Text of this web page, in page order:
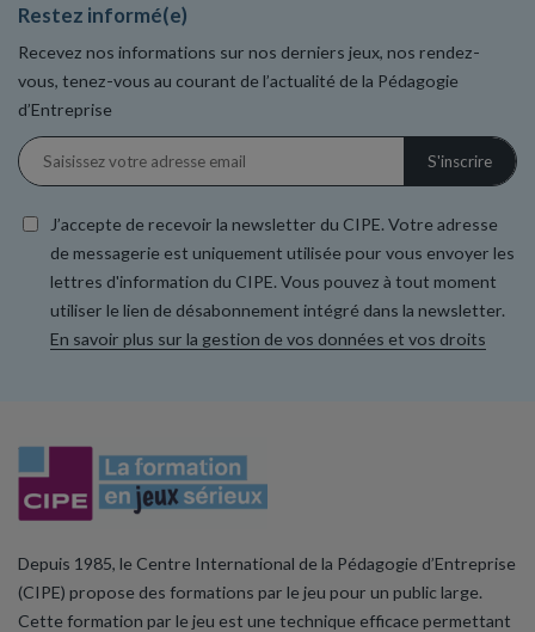
Restez informé(e)
Recevez nos informations sur nos derniers jeux, nos rendez-
vous, tenez-vous au courant de l’actualité de la Pédagogie
d’Entreprise
J’accepte de recevoir la newsletter du CIPE. Votre adresse
de messagerie est uniquement utilisée pour vous envoyer les
lettres d'information du CIPE. Vous pouvez à tout moment
utiliser le lien de désabonnement intégré dans la newsletter.
En savoir plus sur la gestion de vos données et vos droits
Depuis 1985, le Centre International de la Pédagogie d’Entreprise
(CIPE) propose des formations par le jeu pour un public large.
Cette formation par le jeu est une technique efficace permettant